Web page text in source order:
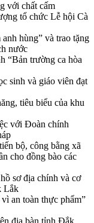
với chất cấm
tổ chức Lễ hội Cà
hùng” và trao tặng
nước
“Bản trường ca hòa
sinh và giáo viên đạt
tiêu biểu của khu
với Đoàn chính
bộ, công bằng xã
cho đồng bào các
sơ địa chính và cơ
Lắk
an toàn thực phẩm”